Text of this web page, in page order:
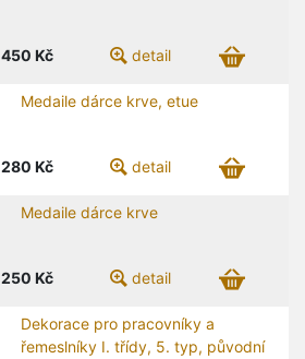
450 Kč detail
Medaile dárce krve, etue
280 Kč detail
Medaile dárce krve
250 Kč detail
Dekorace pro pracovníky a
řemeslníky I. třídy, 5. typ, původní